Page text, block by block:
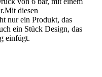
diesen
nur ein Produkt, das
ein Stück Design, das
einfügt.